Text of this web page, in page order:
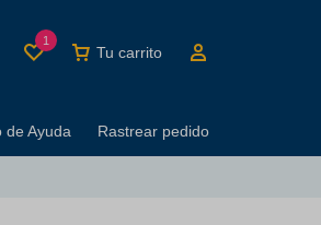
1
Tu carrito
de Ayuda Rastrear pedido